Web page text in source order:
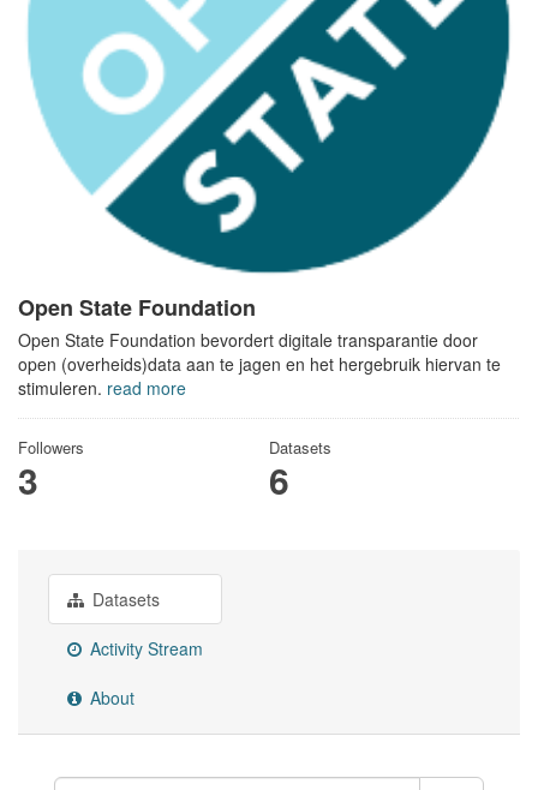
Open State Foundation
Open State Foundation bevordert digitale transparantie door
open (overheids)data aan te jagen en het hergebruik hiervan te
stimuleren. read more
Followers
3
Datasets
6
Datasets
Activity Stream
About